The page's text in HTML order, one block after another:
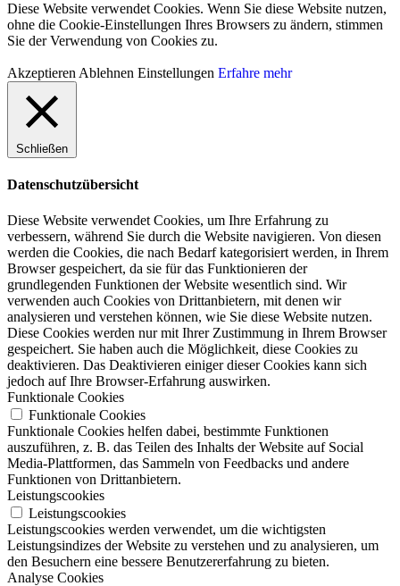
Diese Website verwendet Cookies. Wenn Sie diese Website nutzen,
ohne die Cookie-Einstellungen Ihres Browsers zu ändern, stimmen
Sie der Verwendung von Cookies zu.
Akzeptieren Ablehnen Einstellungen Erfahre mehr
Schließen
Datenschutzübersicht
Diese Website verwendet Cookies, um Ihre Erfahrung zu
verbessern, während Sie durch die Website navigieren. Von diesen
werden die Cookies, die nach Bedarf kategorisiert werden, in Ihrem
Browser gespeichert, da sie für das Funktionieren der
grundlegenden Funktionen der Website wesentlich sind. Wir
verwenden auch Cookies von Drittanbietern, mit denen wir
analysieren und verstehen können, wie Sie diese Website nutzen.
Diese Cookies werden nur mit Ihrer Zustimmung in Ihrem Browser
gespeichert. Sie haben auch die Möglichkeit, diese Cookies zu
deaktivieren. Das Deaktivieren einiger dieser Cookies kann sich
jedoch auf Ihre Browser-Erfahrung auswirken.
Funktionale Cookies
Funktionale Cookies
Funktionale Cookies helfen dabei, bestimmte Funktionen
auszuführen, z. B. das Teilen des Inhalts der Website auf Social
Media-Plattformen, das Sammeln von Feedbacks und andere
Funktionen von Drittanbietern.
Leistungscookies
Leistungscookies
Leistungscookies werden verwendet, um die wichtigsten
Leistungsindizes der Website zu verstehen und zu analysieren, um
den Besuchern eine bessere Benutzererfahrung zu bieten.
Analyse Cookies